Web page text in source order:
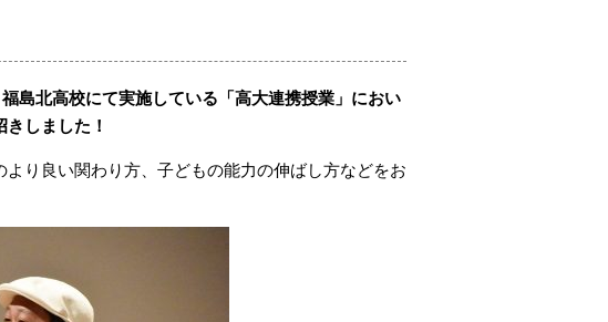
島北高校にて実施している「高大連携授業」におい
しました！
り良い関わり方、子どもの能力の伸ばし方などをお